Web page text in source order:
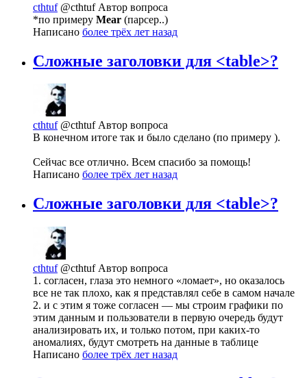
cthtuf @cthtuf Автор вопроса
*по примеру Mear (парсер..)
Написано более трёх лет назад
Сложные заголовки для <table>?
cthtuf @cthtufАвтор вопроса
В конечном итоге так и было сделано (по примеру ).
Сейчас все отлично. Всем спасибо за помощь!
Написано более трёх лет назад
Сложные заголовки для <table>?
cthtuf @cthtuf Автор вопроса
1. согласен, глаза это немного «ломает», но оказалось
все не так плохо, как я представлял себе в самом начале
2. и с этим я тоже согласен — мы строим графики по
этим данным и пользователи в первую очередь будут
анализировать их, и только потом, при каких-то
аномалиях, будут смотреть на данные в таблице
Написано более трёх лет назад